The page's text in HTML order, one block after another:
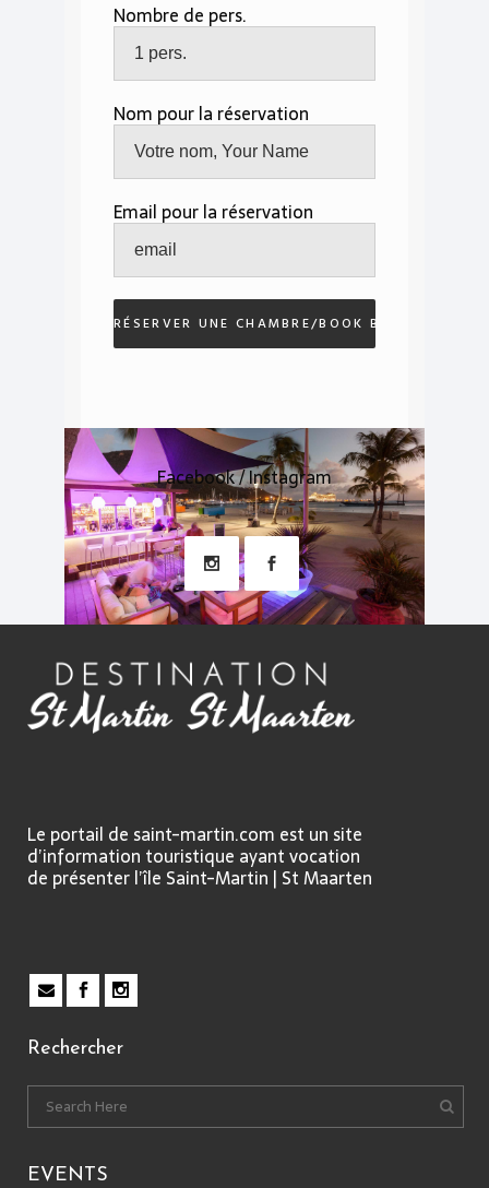
Nombre de pers.
Nom pour la réservation
Email pour la réservation
Facebook / Instagram
Le portail de saint-martin.com est un site
d’information touristique ayant vocation
de présenter l’île Saint-Martin | St Maarten
Rechercher
EVENTS